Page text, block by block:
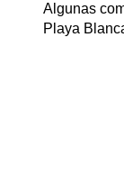
Algunas
Playa